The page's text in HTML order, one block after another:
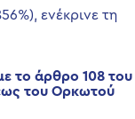
ενέκρινε τη
το άρθρο 108 του
του Ορκωτού